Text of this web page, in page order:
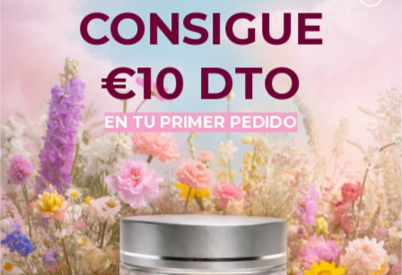
barrera protectora que protege el cabello de los daños
ambientales y de la exposición al calor. También penetran
en la corteza del pelaje, ayudando a retener la humedad y
aumentar la hidratación.
PROTEÍNAS VEGETALES HIDROLIZADAS: un ingrediente
avanzado que integra tecnologías patentadas para
tratar eficazmente los dos tipos principales de daño
capilar, a saber, el estrés mecánico y el daño químico.
MODO DE USO:
Para utilizar después de lavar las pestañas con el champú
profesional Mousse Magica Extiende InLei® Lash Molecular 4
sobre las pestañas con la ayuda de un pequeño cepillo , como
InLei® F-Brush, continuando peinándolas hasta su total
absorción. No requiere aclarado.
CONSIGUE
€10 DTO
EN TU PRIMER PEDIDO